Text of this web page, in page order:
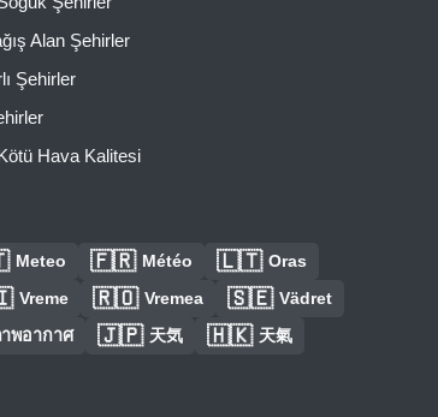
Alan Şehirler
Şehirler
Hava Kalitesi
Meteo 🇫🇷 Météo 🇱🇹 Oras
Vreme 🇷🇴 Vremea 🇸🇪 Vädret
พอากาศ 🇯🇵 天気 🇭🇰 天氣